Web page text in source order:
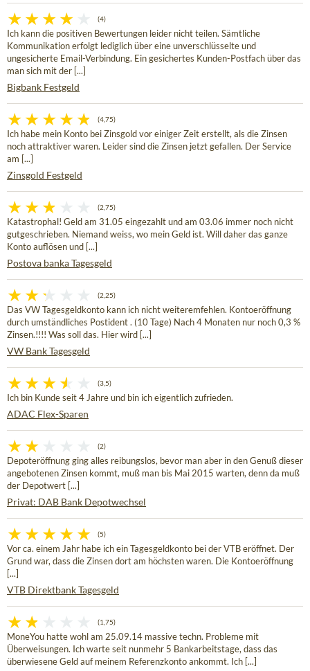
(4)
Ich kann die positiven Bewertungen leider nicht teilen. Sämtliche
Kommunikation erfolgt lediglich über eine unverschlüsselte und
ungesicherte Email-Verbindung. Ein gesichertes Kunden-Postfach über das
man sich mit der [...]
Bigbank Festgeld
(4,75)
Ich habe mein Konto bei Zinsgold vor einiger Zeit erstellt, als die Zinsen
noch attraktiver waren. Leider sind die Zinsen jetzt gefallen. Der Service
am [...]
Zinsgold Festgeld
(2,75)
Katastrophal! Geld am 31.05 eingezahlt und am 03.06 immer noch nicht
gutgeschrieben. Niemand weiss, wo mein Geld ist. Will daher das ganze
Konto auflösen und [...]
Postova banka Tagesgeld
(2,25)
Das VW Tagesgeldkonto kann ich nicht weiteremfehlen. Kontoeröffnung
durch umständliches Postident . (10 Tage) Nach 4 Monaten nur noch 0,3 %
Zinsen.!!!! Was soll das. Hier wird [...]
VW Bank Tagesgeld
(3,5)
Ich bin Kunde seit 4 Jahre und bin ich eigentlich zufrieden.
ADAC Flex-Sparen
(2)
Depoteröffnung ging alles reibungslos, bevor man aber in den Genuß dieser
angebotenen Zinsen kommt, muß man bis Mai 2015 warten, denn da muß
der Depotwert [...]
Privat: DAB Bank Depotwechsel
(5)
Vor ca. einem Jahr habe ich ein Tagesgeldkonto bei der VTB eröffnet. Der
Grund war, dass die Zinsen dort am höchsten waren. Die Kontoeröffnung
[...]
VTB Direktbank Tagesgeld
(1,75)
MoneYou hatte wohl am 25.09.14 massive techn. Probleme mit
Überweisungen. Ich warte seit nunmehr 5 Bankarbeitstage, dass das
überwiesene Geld auf meinem Referenzkonto ankommt. Ich [...]